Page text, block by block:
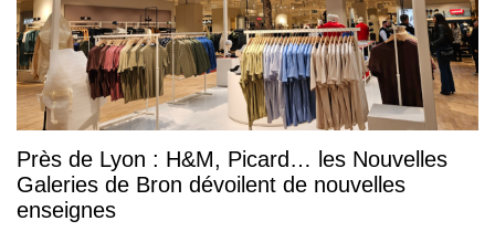
Près de Lyon : H&M, Picard… les Nouvelles
Galeries de Bron dévoilent de nouvelles
enseignes